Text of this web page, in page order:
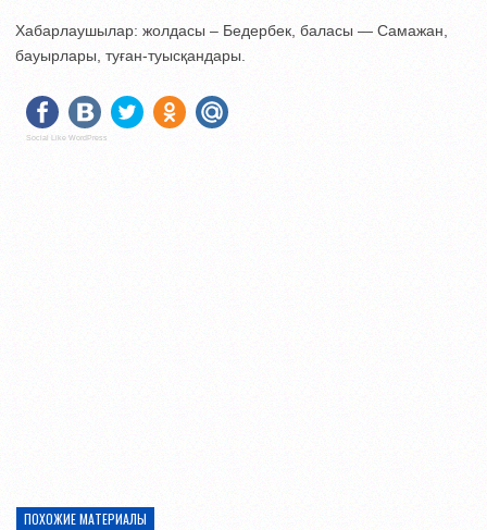
Хабарлаушылар: жолдасы – Бедербек, баласы — Самажан,
бауырлары, туған-туысқандары.
Social Like WordPress
ПОХОЖИЕ МАТЕРИАЛЫ